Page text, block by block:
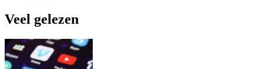
Veel gelezen